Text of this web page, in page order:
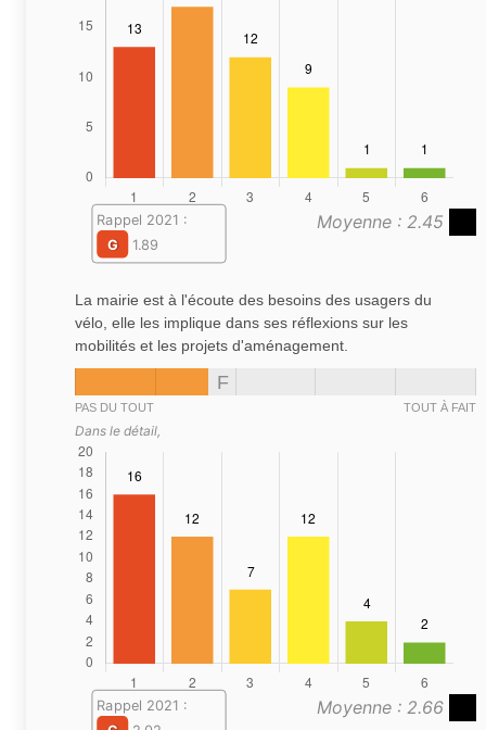
Moyenne : 2.45
Rappel 2021 :
G
1.89
La mairie est à l'écoute des besoins des usagers du
vélo, elle les implique dans ses réflexions sur les
mobilités et les projets d'aménagement.
F
PAS DU TOUT TOUT À FAIT
Dans le détail,
Moyenne : 2.66
Rappel 2021 :